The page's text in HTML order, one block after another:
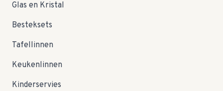
Glas en Kristal
Besteksets
Tafellinnen
Keukenlinnen
Kinderservies